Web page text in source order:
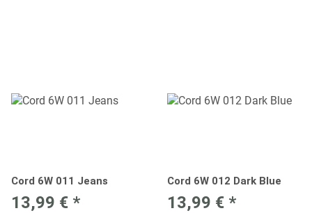
Cord 6W 011 Jeans
13,99 € *
Cord 6W 012 Dark Blue
13,99 € *